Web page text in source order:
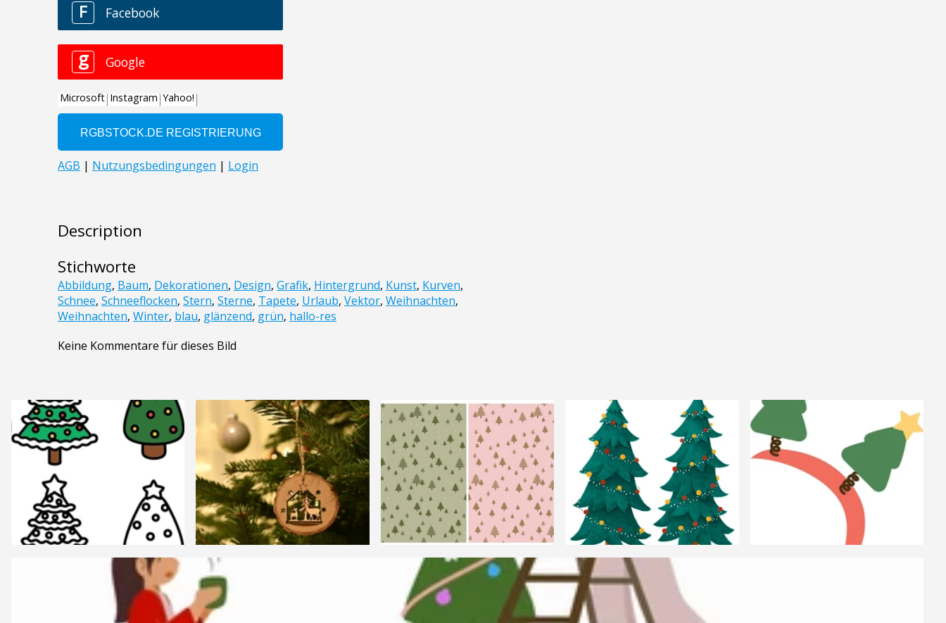
Description
Stichworte
Abbildung, Baum, Dekorationen, Design, Grafik, Hintergrund, Kunst, Kurven,
Schnee, Schneeflocken, Stern, Sterne, Tapete, Urlaub, Vektor, Weihnachten,
Weihnachten, Winter, blau, glänzend, grün, hallo-res
Keine Kommentare für dieses Bild